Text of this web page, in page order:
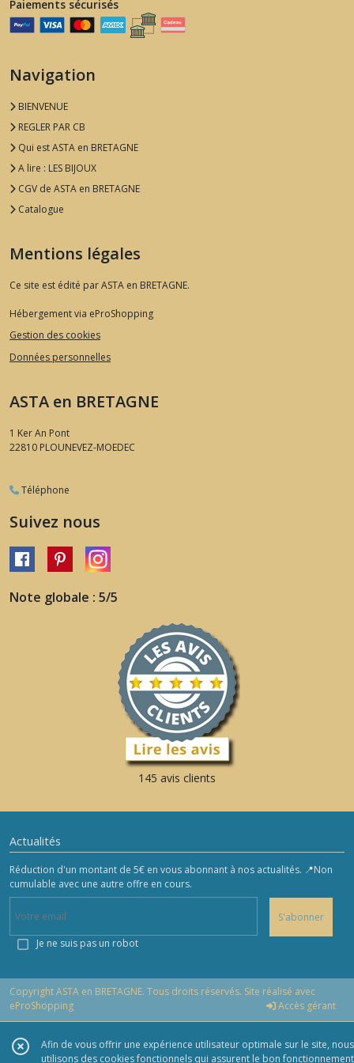
Paiements sécurisés
Navigation
BIENVENUE
REGLER PAR CB
Qui est ASTA en BRETAGNE
A lire : LES BIJOUX
CGV de ASTA en BRETAGNE
Catalogue
Mentions légales
Ce site est édité par ASTA en BRETAGNE.
Hébergement via eProShopping
Gestion des cookies
Données personnelles
ASTA en BRETAGNE
1 Ker An Pont
22810 PLOUNEVEZ-MOEDEC
Téléphone
Suivez nous
Note globale : 5/5
145 avis clients
Actualités
Réduction d'un montant de 5€ en vous abonnant à nos actualités. 📍Non
cumulable avec une autre offre en cours.
S'abonner
Je ne suis pas un robot
Copyright ASTA en BRETAGNE. Tous droits réservés. Site réalisé avec
eProShopping
Accès gérant
Afin de vous offrir une expérience utilisateur optimale sur le site, nous
utilisons des cookies fonctionnels qui assurent le bon fonctionnement